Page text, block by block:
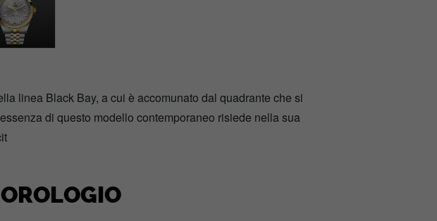
linea Black Bay, a cui è accomunato dal quadrante che si
di questo modello contemporaneo risiede nella sua